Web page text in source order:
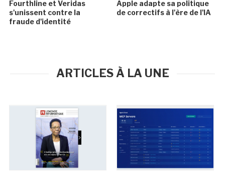
Fourthline et Veridas
s'unissent contre la
fraude d'identité
Apple adapte sa politique
de correctifs à l'ère de l'IA
ARTICLES À LA UNE